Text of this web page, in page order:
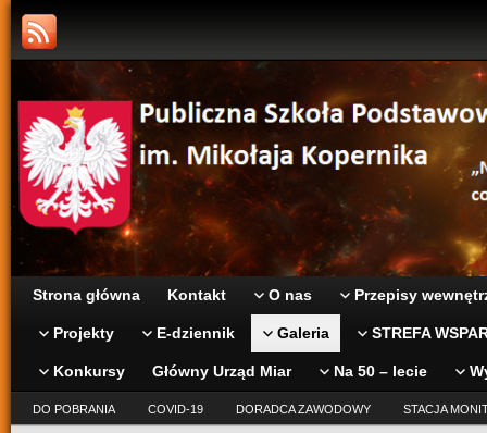
Strona główna Kontakt O nas Przepisy
Projekty E-dziennik Galeria STREFA
Konkursy Główny Urząd Miar Na 50 – lecie
DO POBRANIA COVID-19 DORADCA ZAWODOWY STACJA